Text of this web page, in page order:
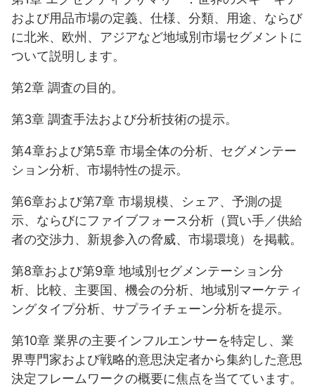
および用品市場の定義、仕様、分類、用途、ならび
に北米、欧州、アジアなど地域別市場セグメントに
ついて説明します。
第2章 調査の目的。
第3章 調査手法および分析技術の提示。
第4章および第5章 市場全体の分析、セグメンテー
ション分析、市場特性の提示。
第6章および第7章 市場規模、シェア、予測の提
示、ならびにファイブフォース分析（買い手／供給
者の交渉力、新規参入の脅威、市場環境）を掲載。
第8章および第9章 地域別セグメンテーション分
析、比較、主要国、機会の分析、地域別マーケティ
ングタイプ分析、サプライチェーン分析を提示。
第10章 業界の主要インフルエンサーを特定し、業
界専門家および戦略的意思決定者から集約した意思
決定フレームワークの概要に焦点を当てています。